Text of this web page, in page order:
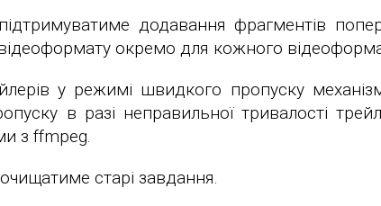
додавання фрагментів
окремо для кожного
у режимі швидкого пропуску
в разі неправильної тривалості
з ffmpeg.
старі завдання.